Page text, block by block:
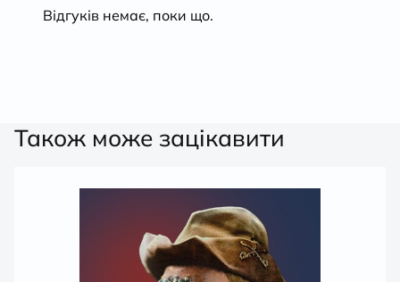
Відгуків немає, поки що.
Також може зацікавити